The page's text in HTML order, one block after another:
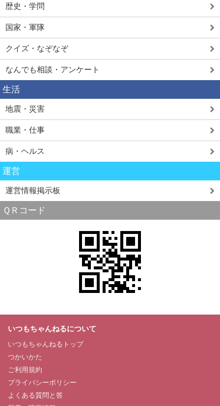
歴史・学問
国家・軍隊
クイズ・なぞなぞ
なんでも相談・アンケート
生活
地震・災害
職業・仕事
病・ヘルス
運営
運営情報掲示板
ＱＲコード
いつもちゃんねるについて
いつもちゃんねるトップ
つかいかた
ご利用規約
プライバシーポリシー
よくある質問と答